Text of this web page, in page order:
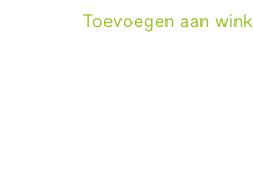
Toevoegen aan